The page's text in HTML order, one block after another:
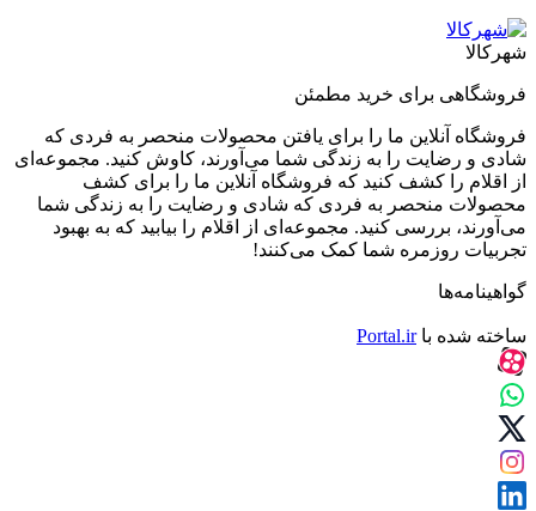
شهرکالا
فروشگاهی برای خرید مطمئن
فروشگاه آنلاین ما را برای یافتن محصولات منحصر به فردی که
شادی و رضایت را به زندگی شما می‌آورند، کاوش کنید. مجموعه‌ای
از اقلام را کشف کنید که فروشگاه آنلاین ما را برای کشف
محصولات منحصر به فردی که شادی و رضایت را به زندگی شما
می‌آورند، بررسی کنید. مجموعه‌ای از اقلام را بیابید که به بهبود
تجربیات روزمره شما کمک می‌کنند!
گواهینامه‌ها
ساخته شده باPortal.ir